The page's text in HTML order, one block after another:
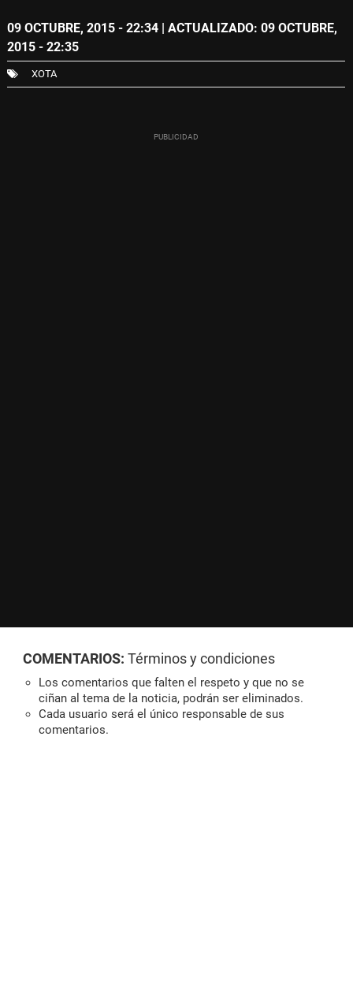
09 OCTUBRE, 2015 - 22:34 | ACTUALIZADO: 09 OCTUBRE,
2015 - 22:35
XOTA
COMENTARIOS: Términos y condiciones
Los comentarios que falten el respeto y que no se
ciñan al tema de la noticia, podrán ser eliminados.
Cada usuario será el único responsable de sus
comentarios.